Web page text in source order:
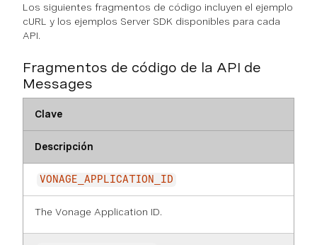
Los siguientes fragmentos de código incluyen el ejemplo
cURL y los ejemplos Server SDK disponibles para cada
API.
Fragmentos de código de la API de
Messages
Clave
Descripción
VONAGE_APPLICATION_ID
The Vonage Application ID.